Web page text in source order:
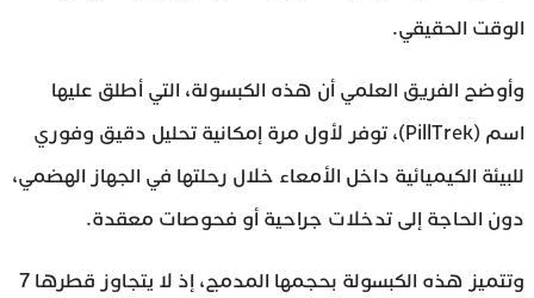
الوقت الحقيقي.
وأوضح الفريق العلمي أن هذه الكبسولة، التي أطلق عليها
اسم (PillTrek)، توفر لأول مرة إمكانية تحليل دقيق وفوري
للبيئة الكيميائية داخل الأمعاء خلال رحلتها في الجهاز الهضمي،
دون الحاجة إلى تدخلات جراحية أو فحوصات معقدة.
وتتميز هذه الكبسولة بحجمها المدمج، إذ لا يتجاوز قطرها 7